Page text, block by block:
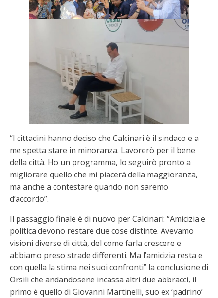
“I cittadini hanno deciso che Calcinari è il sindaco e a
me spetta stare in minoranza. Lavorerò per il bene
della città. Ho un programma, lo seguirò pronto a
migliorare quello che mi piacerà della maggioranza,
ma anche a contestare quando non saremo
d’accordo”.
Il passaggio finale è di nuovo per Calcinari: “Amicizia e
politica devono restare due cose distinte. Avevamo
visioni diverse di città, del come farla crescere e
abbiamo preso strade differenti. Ma l’amicizia resta e
con quella la stima nei suoi confronti” la conclusione di
Orsili che andandosene incassa altri due abbracci, il
primo è quello di Giovanni Martinelli, suo ex ‘padrino’